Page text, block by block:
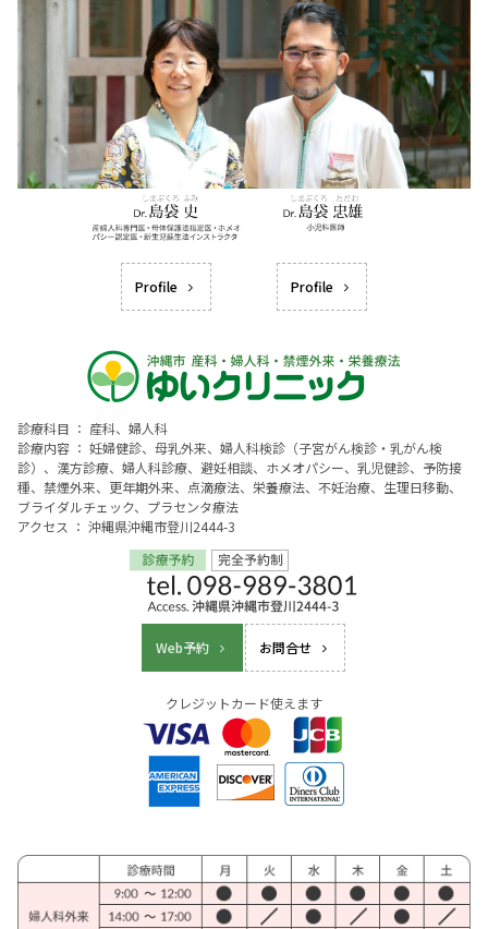
Profile Profile
診療科目 ： 産科、婦人科
診療内容 ： 妊婦健診、母乳外来、婦人科検診（子宮がん検診・乳がん検
診）、漢方診療、婦人科診療、避妊相談、ホメオパシー、乳児健診、予防接
種、禁煙外来、更年期外来、点滴療法、栄養療法、不妊治療、生理日移動、
ブライダルチェック、プラセンタ療法
アクセス ： 沖縄県沖縄市登川2444-3
Web予約 お問合せ
クレジットカード使えます